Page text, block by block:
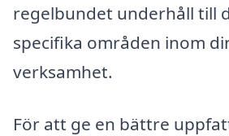
regelbundet underhåll till
specifika områden inom
verksamhet.
För att ge en bättre